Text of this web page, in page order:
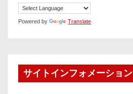
Powered by Translate
サイトインフォメーション